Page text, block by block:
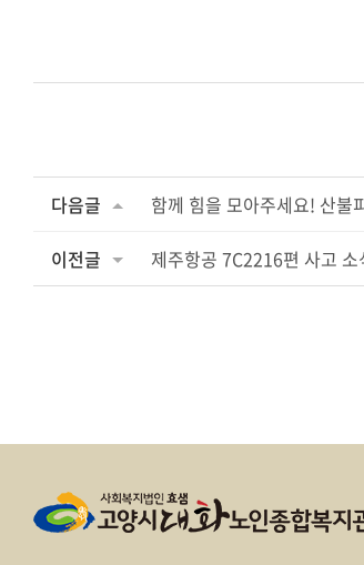
다음글 함께 힘을 모아주세요! 산불
이전글 제주항공 7C2216편 사고